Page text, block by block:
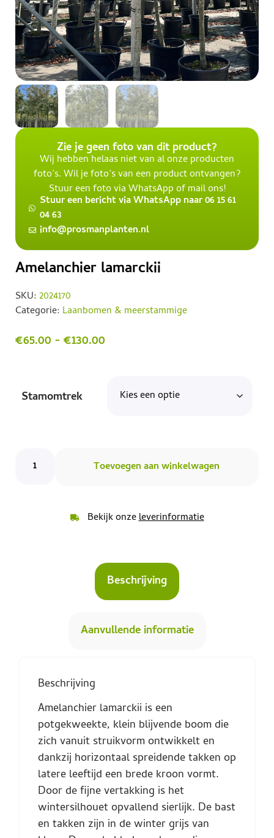
Zie je geen foto van dit product?
Wij hebben helaas niet van al onze producten
foto’s. Wil je foto’s van een product ontvangen?
Stuur een foto via WhatsApp of mail ons!
Stuur een bericht via WhatsApp naar 06 15 61
04 63
info@prosmanplanten.nl
Amelanchier lamarckii
SKU: 2024170
Categorie: Laanbomen & meerstammige
€65.00 - €130.00
Stamomtrek
Toevoegen aan winkelwagen
Bekijk onzeleverinformatie
Beschrijving
Aanvullende informatie
Beschrijving
Amelanchier lamarckii is een
potgekweekte, klein blijvende boom die
zich vanuit struikvorm ontwikkelt en
dankzij horizontaal spreidende takken op
latere leeftijd een brede kroon vormt.
Door de fijne vertakking is het
wintersilhouet opvallend sierlijk. De bast
en takken zijn in de winter grijs van